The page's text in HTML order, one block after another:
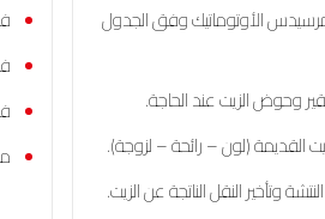
مرسيدس الأوتوماتيك وفق الجدول
وحوض الزيت عند الحاجة.
القديمة (لون – رائحة – لزوجة).
وتأخير النقل الناتجة عن الزيت.